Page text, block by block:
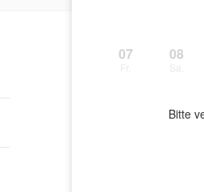
07 08
Bitte